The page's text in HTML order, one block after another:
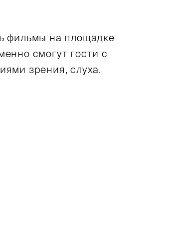
фильмы на площадке
смогут гости с
зрения, слуха.